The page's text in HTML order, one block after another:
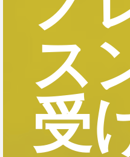
ス
受